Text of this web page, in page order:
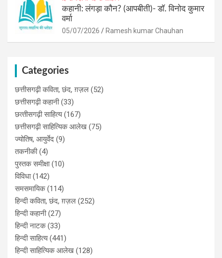
कहानी: लंगड़ा कौन? (आपबीती)​- डॉ. विनोद कुमार
वर्मा
05/07/2026 Ramesh kumar Chauhan
Categories
छत्तीसगढ़ी कविता, छंद, ग़ज़ल (52)
छत्तीसगढ़ी कहानी(33)
छत्‍तीसगढ़ी साहित्‍य(167)
छत्तीसगढ़ी साहित्यिक आलेख (75)
ज्योतिष, आयुर्वेद (9)
तकनीकी(4)
पुस्‍तक समीक्षा(10)
विविधा(142)
समसमायिक(114)
हिन्दी कविता, छंद, ग़ज़ल (252)
हिन्दी कहानी(27)
हिन्‍दी नाटक(33)
हिन्दी साहित्य(441)
हिन्दी साहित्यिक आलेख (128)